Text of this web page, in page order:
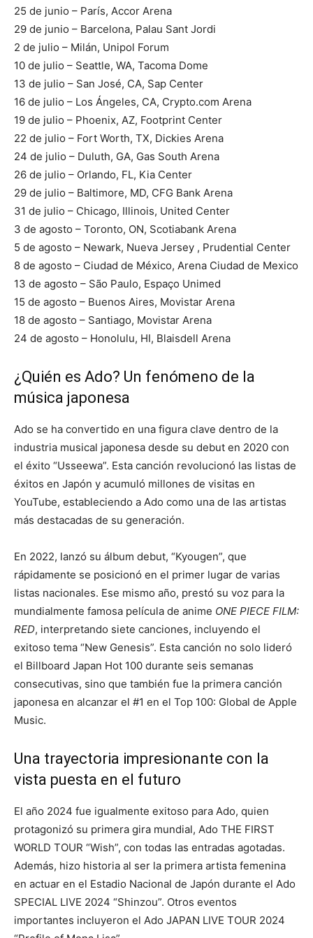
25 de junio – París, Accor Arena
29 de junio – Barcelona, Palau Sant Jordi
2 de julio – Milán, Unipol Forum
10 de julio – Seattle, WA, Tacoma Dome
13 de julio – San José, CA, Sap Center
16 de julio – Los Ángeles, CA, Crypto.com Arena
19 de julio – Phoenix, AZ, Footprint Center
22 de julio – Fort Worth, TX, Dickies Arena
24 de julio – Duluth, GA, Gas South Arena
26 de julio – Orlando, FL, Kia Center
29 de julio – Baltimore, MD, CFG Bank Arena
31 de julio – Chicago, Illinois, United Center
3 de agosto – Toronto, ON, Scotiabank Arena
5 de agosto – Newark, Nueva Jersey , Prudential Center
8 de agosto – Ciudad de México, Arena Ciudad de Mexico
13 de agosto – São Paulo, Espaço Unimed
15 de agosto – Buenos Aires, Movistar Arena
18 de agosto – Santiago, Movistar Arena
24 de agosto – Honolulu, HI, Blaisdell Arena
¿Quién es Ado? Un fenómeno de la
música japonesa
Ado se ha convertido en una figura clave dentro de la
industria musical japonesa desde su debut en 2020 con
el éxito “Usseewa”. Esta canción revolucionó las listas de
éxitos en Japón y acumuló millones de visitas en
YouTube, estableciendo a Ado como una de las artistas
más destacadas de su generación.
En 2022, lanzó su álbum debut, “Kyougen”, que
rápidamente se posicionó en el primer lugar de varias
listas nacionales. Ese mismo año, prestó su voz para la
mundialmente famosa película de anime ONE PIECE FILM:
RED, interpretando siete canciones, incluyendo el
exitoso tema “New Genesis”. Esta canción no solo lideró
el Billboard Japan Hot 100 durante seis semanas
consecutivas, sino que también fue la primera canción
japonesa en alcanzar el #1 en el Top 100: Global de Apple
Music.
Una trayectoria impresionante con la
vista puesta en el futuro
El año 2024 fue igualmente exitoso para Ado, quien
protagonizó su primera gira mundial, Ado THE FIRST
WORLD TOUR “Wish”, con todas las entradas agotadas.
Además, hizo historia al ser la primera artista femenina
en actuar en el Estadio Nacional de Japón durante el Ado
SPECIAL LIVE 2024 “Shinzou”. Otros eventos
importantes incluyeron el Ado JAPAN LIVE TOUR 2024